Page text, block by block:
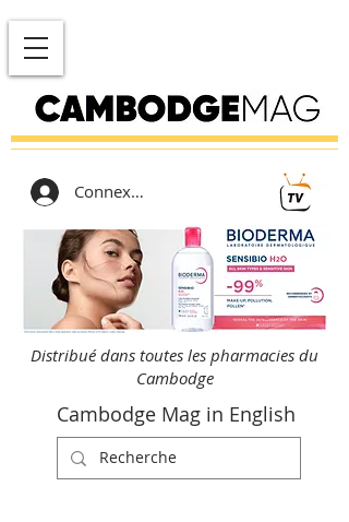
Connexion
Distribué dans toutes les pharmacies du
Cambodge
Cambodge Mag in English